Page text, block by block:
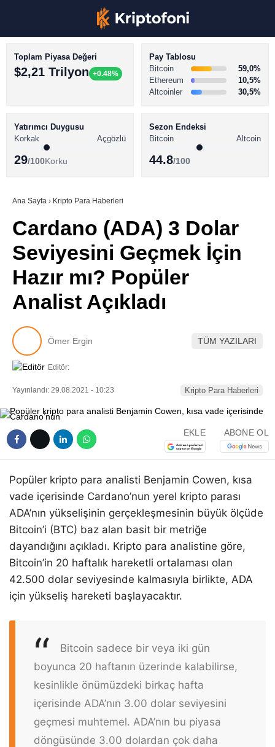
Youtube
TikTok
BİTCOİN HABERLERİ
ALTCOİN HABERLERİ
SÖZLÜK
Toplam Piyasa Değeri
$2,21 Trilyon +0.48%
Pay Tablosu
Bitcoin
59,0%
Ethereum
10,5%
Altcoinler
30,5%
Yatırımcı Duygusu
Korkak
Açgözlü
29/100Korku
Sezon Endeksi
Bitcoin
Altcoin
44.8/100
Ana Sayfa › Kripto Para Haberleri
Cardano (ADA) 3 Dolar
Seviyesini Geçmek İçin
Hazır mı? Popüler
Analist Açıkladı
Ömer Ergin TÜM YAZILARI
Editör:
Yayınlandı: 29.08.2021 - 10:23 Kripto Para Haberleri
EKLE ABONE OL
Popüler kripto para analisti Benjamin Cowen, kısa
vade içerisinde Cardano’nun yerel kripto parası
ADA’nın yükselişinin gerçekleşmesinin büyük ölçüde
Bitcoin’i (BTC) baz alan basit bir metriğe
dayandığını açıkladı. Kripto para analistine göre,
Bitcoin’in 20 haftalık hareketli ortalaması olan
42.500 dolar seviyesinde kalmasıyla birlikte, ADA
için yükseliş hareketi başlayacaktır.
Bitcoin sadece bir veya iki gün
boyunca 20 haftanın üzerinde kalabilirse,
kesinlikle önümüzdeki birkaç hafta
içerisinde ADA’nın 3.00 dolar seviyesini
geçmesi muhtemel. ADA’nın bu piyasa
döngüsünde 3.00 dolardan çok daha